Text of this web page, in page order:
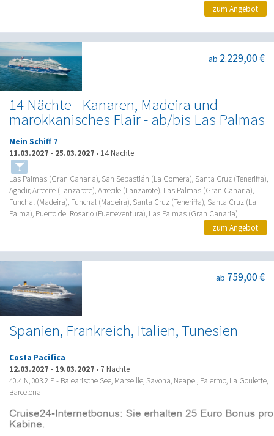
zum Angebot
14 Nächte - Kanaren, Madeira und
marokkanisches Flair - ab/bis Las Palmas
ab 2.229,00 €
Mein Schiff 7
11.03.2027 - 25.03.2027 • 14 Nächte
Las Palmas (Gran Canaria), San Sebastián (La Gomera), Santa Cruz (Teneriffa),
Agadir, Arrecife (Lanzarote), Arrecife (Lanzarote), Las Palmas (Gran Canaria),
Funchal (Madeira), Funchal (Madeira), Santa Cruz (Teneriffa), Santa Cruz (La
Palma), Puerto del Rosario (Fuerteventura), Las Palmas (Gran Canaria)
zum Angebot
Spanien, Frankreich, Italien, Tunesien
ab 759,00 €
Costa Pacifica
12.03.2027 - 19.03.2027 • 7 Nächte
40.4 N, 003.2 E - Balearische See, Marseille, Savona, Neapel, Palermo, La Goulette,
Barcelona